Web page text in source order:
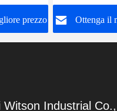
prezzo
QLED
Ottenga il
Witson Industrial